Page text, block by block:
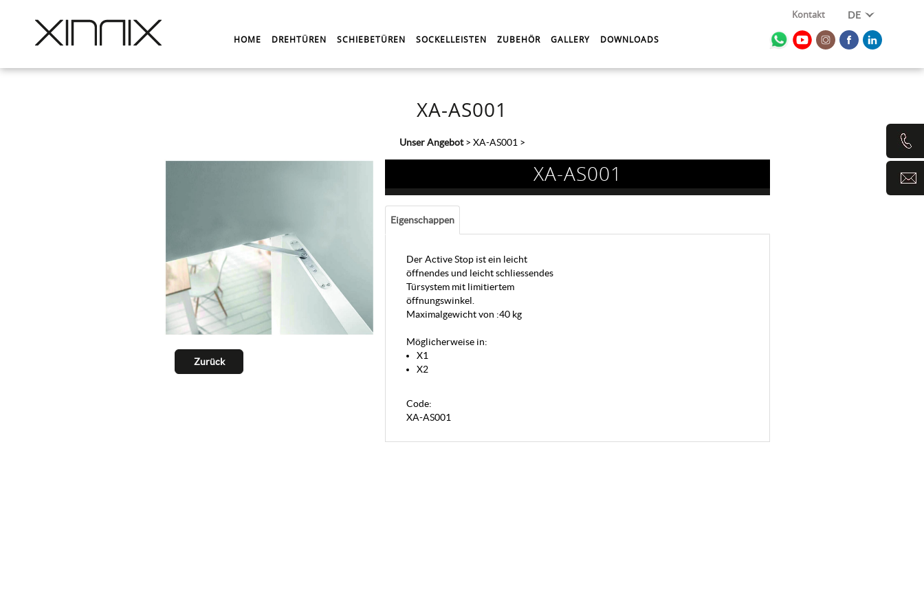
DE
Kontakt
HOME DREHTÜREN SCHIEBETÜREN SOCKELLEISTEN ZUBEHÖR GALLERY DOWNLOADS
XA-AS001
Unser Angebot> XA-AS001 >
Zurück
XA-AS001
Eigenschappen
Der Active Stop ist ein leicht
öffnendes und leicht schliessendes
Türsystem mit limitiertem
öffnungswinkel.
Maximalgewicht von :40 kg
Möglicherweise in:
X1
X2
Code:
XA-AS001